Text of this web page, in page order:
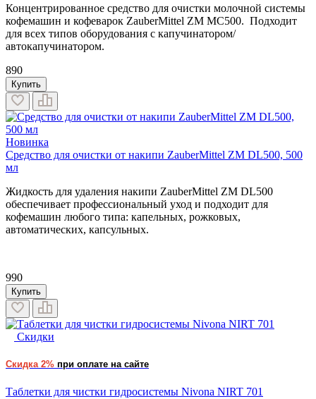
Концентрированное средство для очистки молочной системы
кофемашин и кофеварок ZauberMittel ZM MC500. Подходит
для всех типов оборудования с капучинатором/
автокапучинатором.
890
Купить
Новинка
Средство для очистки от накипи ZauberMittel ZM DL500, 500
мл
Жидкость для удаления накипи ZauberMittel ZM DL500
обеспечивает профессиональный уход и подходит для
кофемашин любого типа: капельных, рожковых,
автоматических, капсульных.
990
Купить
Скидки
Скидка 2% при оплате на сайте
Таблетки для чистки гидросистемы Nivona NIRT 701